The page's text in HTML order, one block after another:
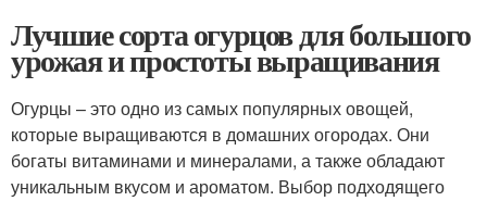
Лучшие сорта огурцов для большого
урожая и простоты выращивания
Огурцы – это одно из самых популярных овощей,
которые выращиваются в домашних огородах. Они
богаты витаминами и минералами, а также обладают
уникальным вкусом и ароматом. Выбор подходящего